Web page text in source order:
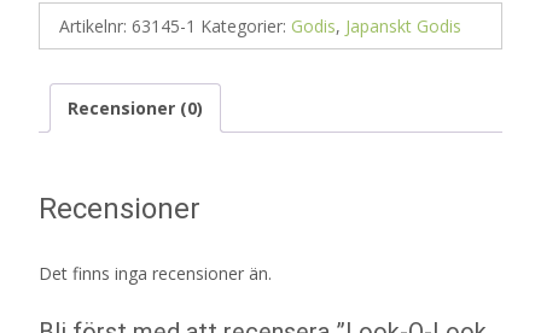
Artikelnr: 63145-1 Kategorier: Godis, Japanskt Godis
Recensioner (0)
Recensioner
Det finns inga recensioner än.